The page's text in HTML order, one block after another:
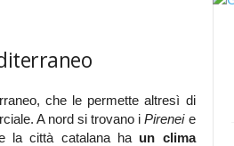
che le permette altresì di
A nord si trovano iPireneie
la città catalana ha un clima